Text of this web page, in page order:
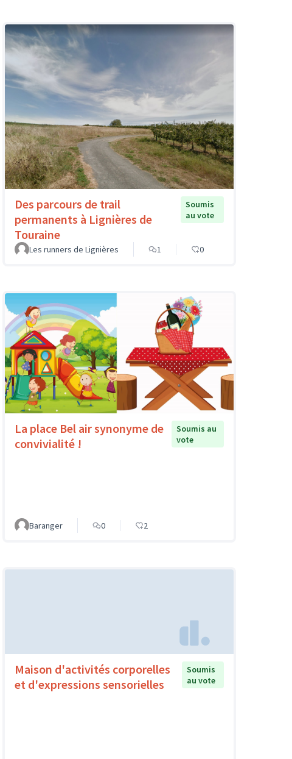
Des parcours de trail
permanents à Lignières de
Touraine
Soumis
au vote
Les runners de Lignières 1 0
La place Bel air synonyme de
convivialité !
Soumis au
vote
Baranger 0 2
Maison d'activités corporelles
et d'expressions sensorielles
Soumis
au vote